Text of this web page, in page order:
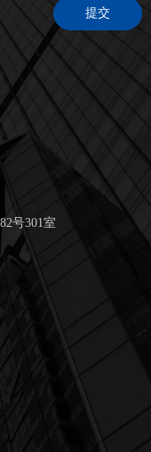
号301室
提交